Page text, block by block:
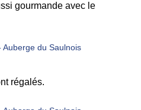
gourmande avec le
régalés.